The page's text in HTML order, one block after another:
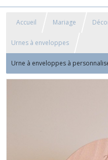
Accueil Mariage
Urnes à enveloppes
Urne à enveloppes à